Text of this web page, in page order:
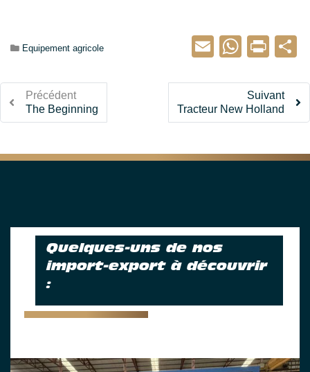
Catégorie :
Equipement agricole Email
Précédent
The Beginning
Suivant
Tracteur New Holland
Quelques-uns de nos
import-export à découvrir
: